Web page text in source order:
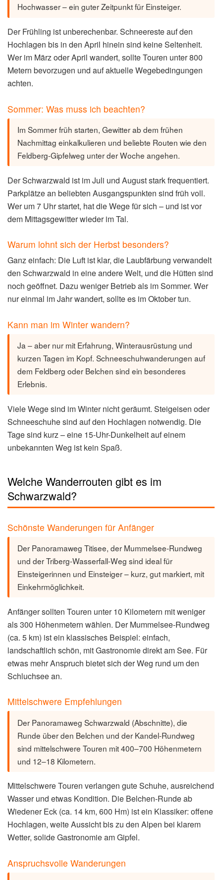
Hochwasser – ein guter Zeitpunkt für Einsteiger.
Der Frühling ist unberechenbar. Schneereste auf den
Hochlagen bis in den April hinein sind keine Seltenheit.
Wer im März oder April wandert, sollte Touren unter 800
Metern bevorzugen und auf aktuelle Wegebedingungen
achten.
Sommer: Was muss ich beachten?
Im Sommer früh starten, Gewitter ab dem frühen
Nachmittag einkalkulieren und beliebte Routen wie den
Feldberg-Gipfelweg unter der Woche angehen.
Der Schwarzwald ist im Juli und August stark frequentiert.
Parkplätze an beliebten Ausgangspunkten sind früh voll.
Wer um 7 Uhr startet, hat die Wege für sich – und ist vor
dem Mittagsgewitter wieder im Tal.
Warum lohnt sich der Herbst besonders?
Ganz einfach: Die Luft ist klar, die Laubfärbung verwandelt
den Schwarzwald in eine andere Welt, und die Hütten sind
noch geöffnet. Dazu weniger Betrieb als im Sommer. Wer
nur einmal im Jahr wandert, sollte es im Oktober tun.
Kann man im Winter wandern?
Ja – aber nur mit Erfahrung, Winterausrüstung und
kurzen Tagen im Kopf. Schneeschuhwanderungen auf
dem Feldberg oder Belchen sind ein besonderes
Erlebnis.
Viele Wege sind im Winter nicht geräumt. Steigeisen oder
Schneeschuhe sind auf den Hochlagen notwendig. Die
Tage sind kurz – eine 15-Uhr-Dunkelheit auf einem
unbekannten Weg ist kein Spaß.
Welche Wanderrouten gibt es im
Schwarzwald?
Schönste Wanderungen für Anfänger
Der Panoramaweg Titisee, der Mummelsee-Rundweg
und der Triberg-Wasserfall-Weg sind ideal für
Einsteigerinnen und Einsteiger – kurz, gut markiert, mit
Einkehrmöglichkeit.
Anfänger sollten Touren unter 10 Kilometern mit weniger
als 300 Höhenmetern wählen. Der Mummelsee-Rundweg
(ca. 5 km) ist ein klassisches Beispiel: einfach,
landschaftlich schön, mit Gastronomie direkt am See. Für
etwas mehr Anspruch bietet sich der Weg rund um den
Schluchsee an.
Mittelschwere Empfehlungen
Der Panoramaweg Schwarzwald (Abschnitte), die
Runde über den Belchen und der Kandel-Rundweg
sind mittelschwere Touren mit 400–700 Höhenmetern
und 12–18 Kilometern.
Mittelschwere Touren verlangen gute Schuhe, ausreichend
Wasser und etwas Kondition. Die Belchen-Runde ab
Wiedener Eck (ca. 14 km, 600 Hm) ist ein Klassiker: offene
Hochlagen, weite Aussicht bis zu den Alpen bei klarem
Wetter, solide Gastronomie am Gipfel.
Anspruchsvolle Wanderungen